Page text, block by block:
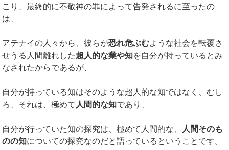
こり、最終的に不敬神の罪によって告発されるに至ったの
は、
アテナイの人々から、彼らが恐れ危ぶむような社会を転覆さ
せうる人間離れした超人的な業や知を自分が持っているとみ
なされたからであるが、
自分が持っている知はそのような超人的な知ではなく、むし
ろ、それは、極めて 人間的な知であり、
自分が行っていた知の探究は、極めて人間的な、
人間そのも
のの知についての探究なのだと語っているということです。